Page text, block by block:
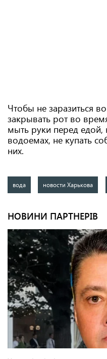
Чтобы не заразиться
закрывать рот во
мыть руки перед
водоемах, не купать
них.
вода новости Харькова